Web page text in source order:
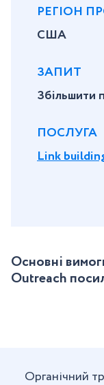
РЕГІОН
США
ЗАПИТ
Збільшити
ПОСЛУГА
Link
Основні
Outreach
Органічний